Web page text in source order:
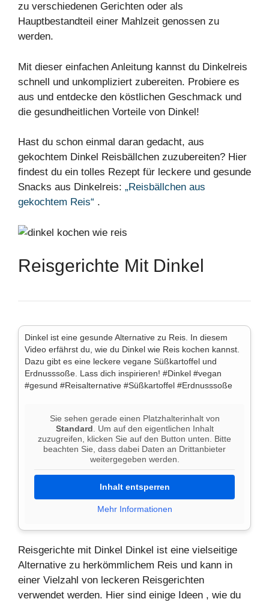
zu verschiedenen Gerichten oder als
Hauptbestandteil einer Mahlzeit genossen zu
werden.
Mit dieser einfachen Anleitung kannst du Dinkelreis
schnell und unkompliziert zubereiten. Probiere es
aus und entdecke den köstlichen Geschmack und
die gesundheitlichen Vorteile von Dinkel!
Hast du schon einmal daran gedacht, aus
gekochtem Dinkel Reisbällchen zuzubereiten? Hier
findest du ein tolles Rezept für leckere und gesunde
Snacks aus Dinkelreis: „Reisbällchen aus
gekochtem Reis“ .
Reisgerichte Mit Dinkel
Dinkel ist eine gesunde Alternative zu Reis. In diesem
Video erfährst du, wie du Dinkel wie Reis kochen kannst.
Dazu gibt es eine leckere vegane Süßkartoffel und
Erdnusssoße. Lass dich inspirieren! #Dinkel #vegan
#gesund #Reisalternative #Süßkartoffel #Erdnusssoße
Sie sehen gerade einen Platzhalterinhalt von
Standard. Um auf den eigentlichen Inhalt
zuzugreifen, klicken Sie auf den Button unten. Bitte
beachten Sie, dass dabei Daten an Drittanbieter
weitergegeben werden.
Inhalt entsperren
Mehr Informationen
Reisgerichte mit Dinkel Dinkel ist eine vielseitige
Alternative zu herkömmlichem Reis und kann in
einer Vielzahl von leckeren Reisgerichten
verwendet werden. Hier sind einige Ideen , wie du